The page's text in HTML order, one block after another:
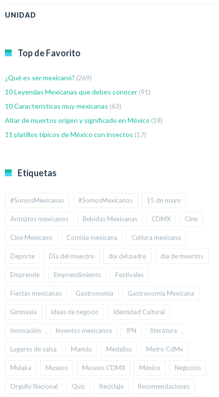
UNIDAD
Top de Favorito
¿Qué es ser mexicano? (269)
10 Leyendas Mexicanas que debes conocer (91)
10 Características muy mexicanas (63)
Altar de muertos origen y significado en México (18)
11 platillos típicos de México con insectos (17)
Etiquetas
#SomosMexicanas #SomosMexicanos 15 de mayo
Antojitos mexicanos Bebidas Mexicanas CDMX Cine
Cine Mexicano Comida mexicana Cultura mexicana
Deporte Día del maestro día del padre día de muertos
Emprende Emprendimiento Festivales
Fiestas mexicanas Gastronomía Gastronomía Mexicana
Gimnasia ideas de negocio Identidad Cultural
innovación Inventos mexicanos IPN literatura
Lugares de salsa Mamás Medallas Metro CdMx
Mulaka Museos Museos CDMX México Negocios
Orgullo Nacional Quiz Reciclaje Recomendaciones